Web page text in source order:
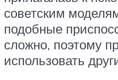
советским
подобные
сложно, поэтому
использовать